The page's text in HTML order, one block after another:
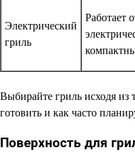
Электрический
гриль
Работает
Выбирайте гриль исходя из
готовить и как часто
Поверхность для